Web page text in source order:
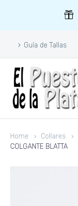
Guía de Tallas
Home Collares
COLGANTE BLATTA